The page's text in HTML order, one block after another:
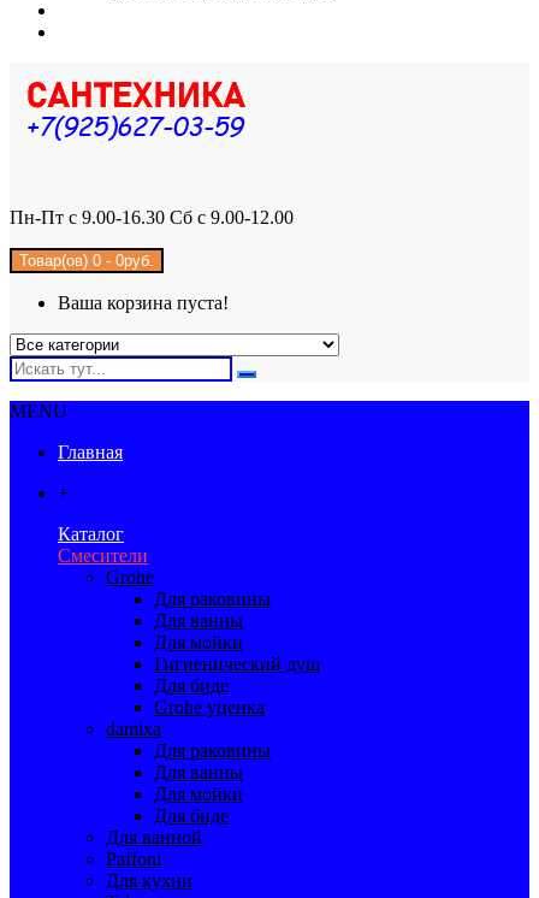
Пн-Пт с 9.00-16.30 Сб с 9.00-12.00
Товар(ов) 0 - 0руб.
Ваша корзина пуста!
MENU
Главная
+
Каталог
Смесители
Grohe
Для раковины
Для ванны
Для мойки
Гигиенический душ
Для биде
Grohe уценка
damixa
Для раковины
Для ванны
Для мойки
Для биде
Для ванной
Paffoni
Для кухни